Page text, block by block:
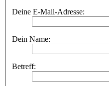
Deine E-Mail-Adresse:
Dein Name:
Betreff: